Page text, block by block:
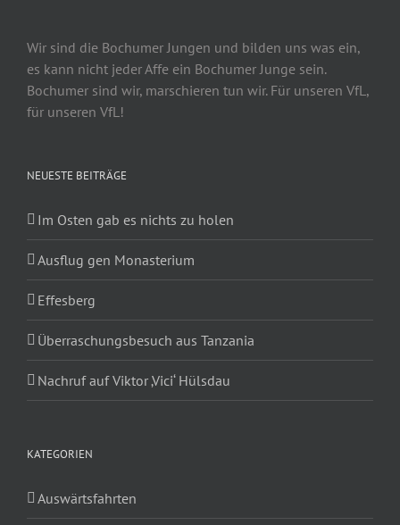
Wir sind die Bochumer Jungen und bilden uns was ein,
es kann nicht jeder Affe ein Bochumer Junge sein.
Bochumer sind wir, marschieren tun wir. Für unseren VfL,
für unseren VfL!
NEUESTE BEITRÄGE
Im Osten gab es nichts zu holen
Ausflug gen Monasterium
Effesberg
Überraschungsbesuch aus Tanzania
Nachruf auf Viktor ‚Vici‘ Hülsdau
KATEGORIEN
Auswärtsfahrten